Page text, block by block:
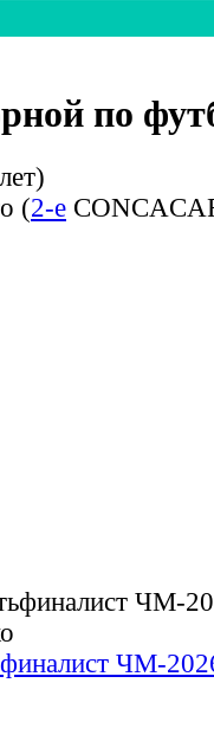
по
(2-е
ЧМ-